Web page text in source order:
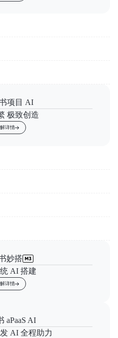
项目 AI
极致创造
详情
妙搭
AI 搭建
详情
aPaaS AI
AI 全程助力